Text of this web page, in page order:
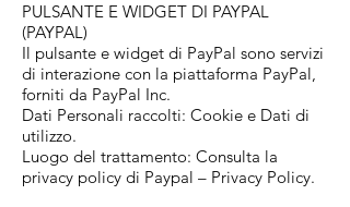
PULSANTE E WIDGET DI PAYPAL
(PAYPAL)
Il pulsante e widget di PayPal sono servizi
di interazione con la piattaforma PayPal,
forniti da PayPal Inc.
Dati Personali raccolti: Cookie e Dati di
utilizzo.
Luogo del trattamento: Consulta la
privacy policy di Paypal – Privacy Policy.